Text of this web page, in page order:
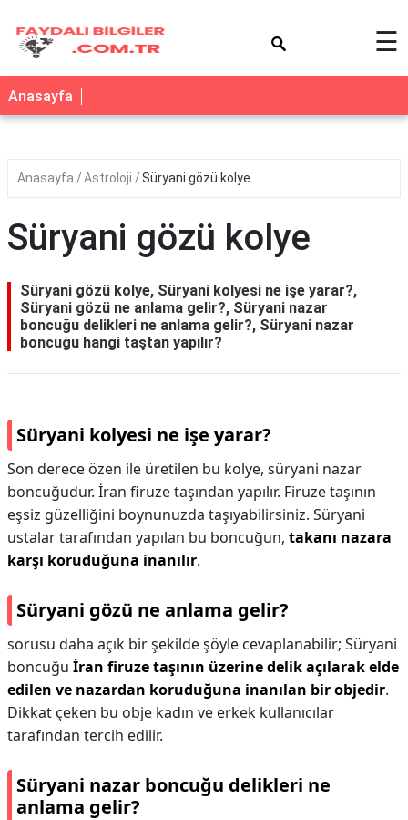
☰
Anasayfa
Anasayfa Astroloji Süryani gözü kolye
Süryani gözü kolye
Süryani gözü kolye, Süryani kolyesi ne işe yarar?,
Süryani gözü ne anlama gelir?, Süryani nazar
boncuğu delikleri ne anlama gelir?, Süryani nazar
boncuğu hangi taştan yapılır?
Süryani kolyesi ne işe yarar?
Son derece özen ile üretilen bu kolye, süryani nazar
boncuğudur. İran firuze taşından yapılır. Firuze taşının
eşsiz güzelliğini boynunuzda taşıyabilirsiniz. Süryani
ustalar tarafından yapılan bu boncuğun, takanı nazara
karşı koruduğuna inanılır.
Süryani gözü ne anlama gelir?
sorusu daha açık bir şekilde şöyle cevaplanabilir; Süryani
boncuğu İran firuze taşının üzerine delik açılarak elde
edilen ve nazardan koruduğuna inanılan bir objedir.
Dikkat çeken bu obje kadın ve erkek kullanıcılar
tarafından tercih edilir.
Süryani nazar boncuğu delikleri ne
anlama gelir?